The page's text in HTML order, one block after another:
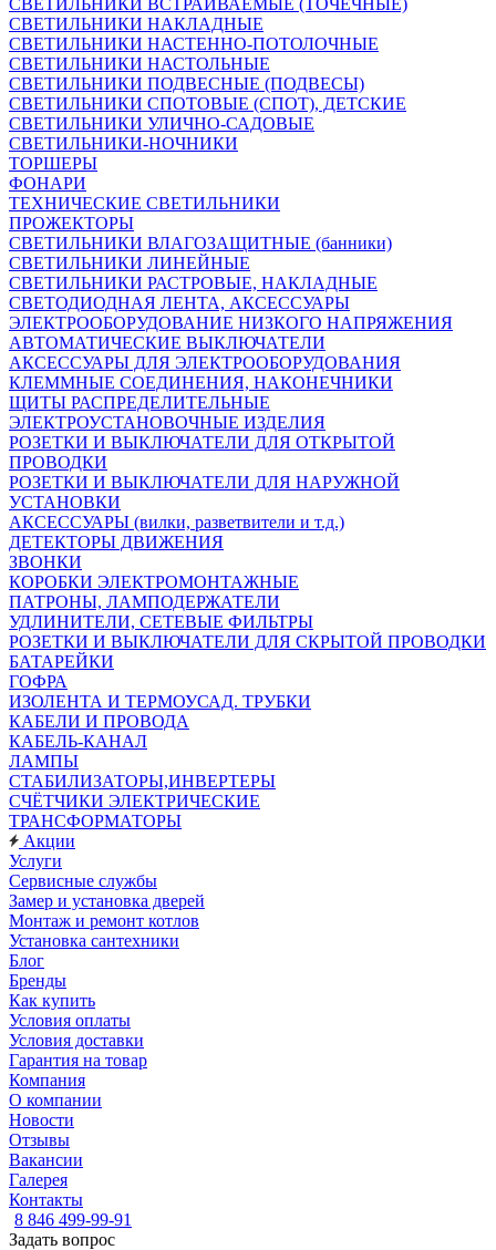
СВЕТИЛЬНИКИ ВСТРАИВАЕМЫЕ (ТОЧЕЧНЫЕ)
СВЕТИЛЬНИКИ НАКЛАДНЫЕ
СВЕТИЛЬНИКИ НАСТЕННО-ПОТОЛОЧНЫЕ
СВЕТИЛЬНИКИ НАСТОЛЬНЫЕ
СВЕТИЛЬНИКИ ПОДВЕСНЫЕ (ПОДВЕСЫ)
СВЕТИЛЬНИКИ СПОТОВЫЕ (СПОТ), ДЕТСКИЕ
СВЕТИЛЬНИКИ УЛИЧНО-САДОВЫЕ
СВЕТИЛЬНИКИ-НОЧНИКИ
ТОРШЕРЫ
ФОНАРИ
ТЕХНИЧЕСКИЕ СВЕТИЛЬНИКИ
ПРОЖЕКТОРЫ
СВЕТИЛЬНИКИ ВЛАГОЗАЩИТНЫЕ (банники)
СВЕТИЛЬНИКИ ЛИНЕЙНЫЕ
СВЕТИЛЬНИКИ РАСТРОВЫЕ, НАКЛАДНЫЕ
СВЕТОДИОДНАЯ ЛЕНТА, АКСЕССУАРЫ
ЭЛЕКТРООБОРУДОВАНИЕ НИЗКОГО НАПРЯЖЕНИЯ
АВТОМАТИЧЕСКИЕ ВЫКЛЮЧАТЕЛИ
АКСЕССУАРЫ ДЛЯ ЭЛЕКТРООБОРУДОВАНИЯ
КЛЕММНЫЕ СОЕДИНЕНИЯ, НАКОНЕЧНИКИ
ЩИТЫ РАСПРЕДЕЛИТЕЛЬНЫЕ
ЭЛЕКТРОУСТАНОВОЧНЫЕ ИЗДЕЛИЯ
РОЗЕТКИ И ВЫКЛЮЧАТЕЛИ ДЛЯ ОТКРЫТОЙ
ПРОВОДКИ
РОЗЕТКИ И ВЫКЛЮЧАТЕЛИ ДЛЯ НАРУЖНОЙ
УСТАНОВКИ
АКСЕССУАРЫ (вилки, разветвители и т.д.)
ДЕТЕКТОРЫ ДВИЖЕНИЯ
ЗВОНКИ
КОРОБКИ ЭЛЕКТРОМОНТАЖНЫЕ
ПАТРОНЫ, ЛАМПОДЕРЖАТЕЛИ
УДЛИНИТЕЛИ, СЕТЕВЫЕ ФИЛЬТРЫ
РОЗЕТКИ И ВЫКЛЮЧАТЕЛИ ДЛЯ СКРЫТОЙ ПРОВОДКИ
БАТАРЕЙКИ
ГОФРА
ИЗОЛЕНТА И ТЕРМОУСАД. ТРУБКИ
КАБЕЛИ И ПРОВОДА
КАБЕЛЬ-КАНАЛ
ЛАМПЫ
СТАБИЛИЗАТОРЫ,ИНВЕРТЕРЫ
СЧЁТЧИКИ ЭЛЕКТРИЧЕСКИЕ
ТРАНСФОРМАТОРЫ
Акции
Услуги
Сервисные службы
Замер и установка дверей
Монтаж и ремонт котлов
Установка сантехники
Блог
Бренды
Как купить
Условия оплаты
Условия доставки
Гарантия на товар
Компания
О компании
Новости
Отзывы
Вакансии
Галерея
Контакты
8 846 499-99-91
Задать вопрос